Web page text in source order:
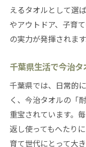
えるタオルとして選
やアウトドア、子育
の実力が発揮されます
千葉県生活で今治
千葉県では、日常的
く、今治タオルの「
重宝されています。
返し使ってもへたり
育て世代にとって大